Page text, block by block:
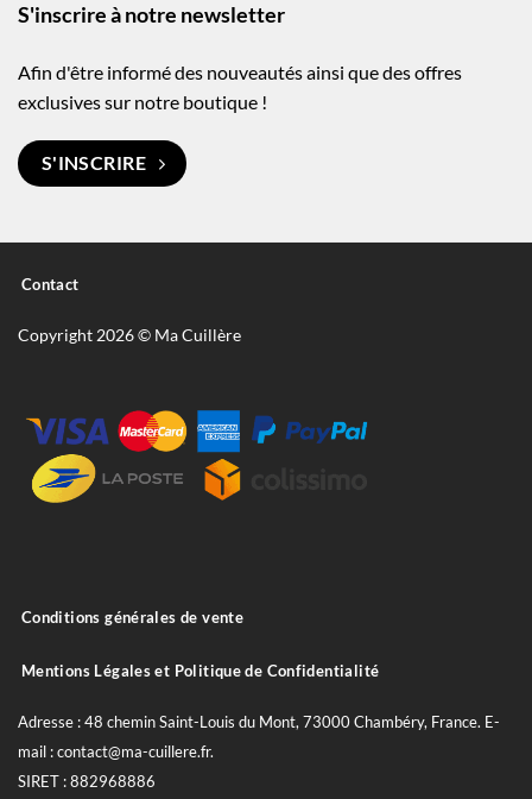
S'inscrire à notre newsletter
Afin d'être informé des nouveautés ainsi que des offres
exclusives sur notre boutique !
S'INSCRIRE
Contact
Copyright 2026 © Ma Cuillère
Conditions générales de vente
Mentions Légales et Politique de Confidentialité
Adresse : 48 chemin Saint-Louis du Mont, 73000 Chambéry, France. E-
mail : contact@ma-cuillere.fr.
SIRET : 882968886